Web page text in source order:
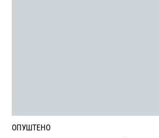
ОПУШТЕНО